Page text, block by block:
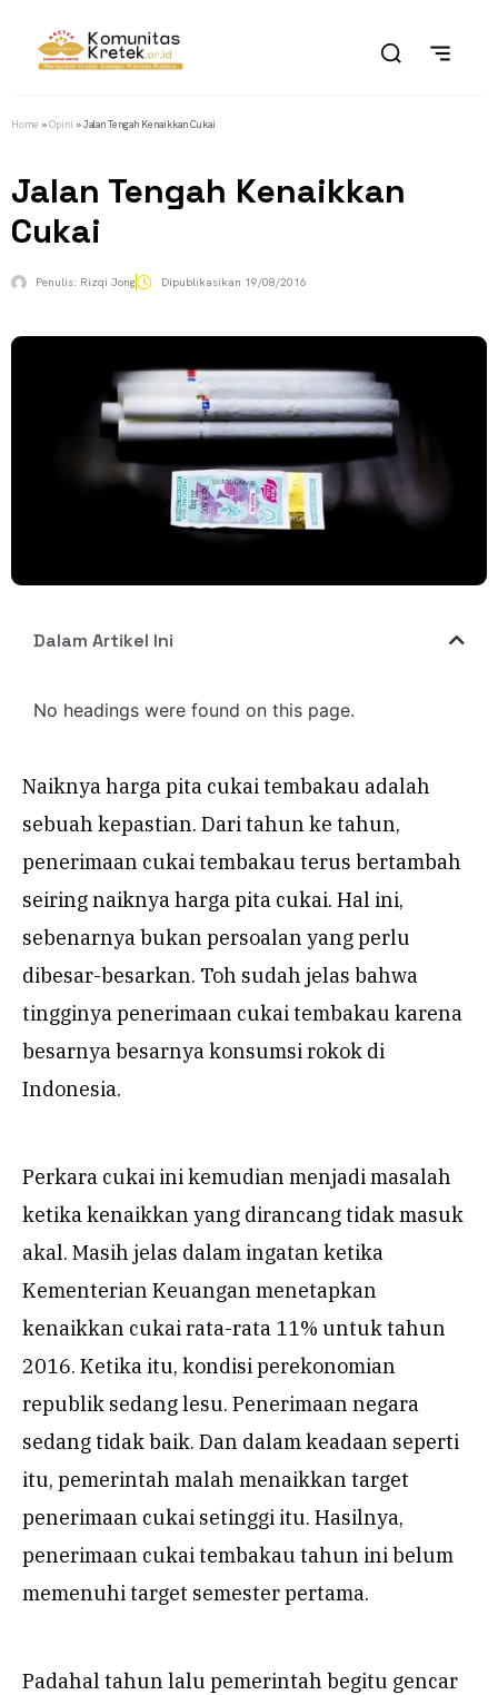
Home »Opini »Jalan Tengah Kenaikkan Cukai
Jalan Tengah Kenaikkan
Cukai
Penulis: Rizqi Jong Dipublikasikan 19/08/2016
Dalam Artikel Ini
No headings were found on this page.
Naiknya harga pita cukai tembakau adalah
sebuah kepastian. Dari tahun ke tahun,
penerimaan cukai tembakau terus bertambah
seiring naiknya harga pita cukai. Hal ini,
sebenarnya bukan persoalan yang perlu
dibesar-besarkan. Toh sudah jelas bahwa
tingginya penerimaan cukai tembakau karena
besarnya besarnya konsumsi rokok di
Indonesia.
Perkara cukai ini kemudian menjadi masalah
ketika kenaikkan yang dirancang tidak masuk
akal. Masih jelas dalam ingatan ketika
Kementerian Keuangan menetapkan
kenaikkan cukai rata-rata 11% untuk tahun
2016. Ketika itu, kondisi perekonomian
republik sedang lesu. Penerimaan negara
sedang tidak baik. Dan dalam keadaan seperti
itu, pemerintah malah menaikkan target
penerimaan cukai setinggi itu. Hasilnya,
penerimaan cukai tembakau tahun ini belum
memenuhi target semester pertama.
Padahal tahun lalu pemerintah begitu gencar